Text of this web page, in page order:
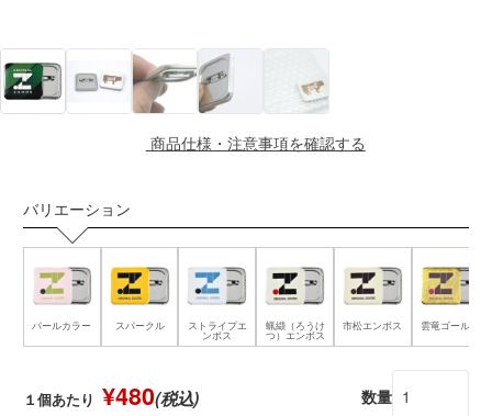
商品仕様・注意事項を確認する
バリエーション
パールカラー スパークル ストライプエ
ンボス
蝋纈（ろうけ
つ）エンボス
市松エンボス 雲竜ゴールド
１個あたり ¥480(税込) 数量